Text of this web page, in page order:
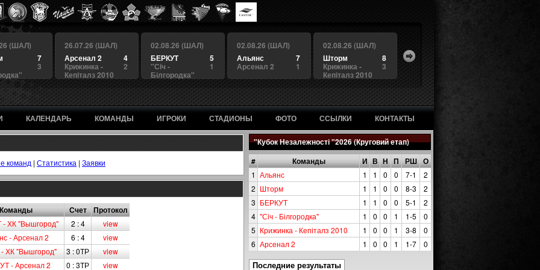
(ШАЛ)
7
3
26.07.26 (ШАЛ)
4
Арсенал 2
2
Крижинка -
Кепіталз 2010
02.08.26 (ШАЛ)
5
БЕРКУТ
1
"Сiч -
Білгородка"
02.08.26 (ШАЛ)
7
Альянс
1
Арсенал 2
02.08.26 (ШАЛ)
8
Шторм
3
Крижинка -
Кепіталз 2010
КАЛЕНДАРЬ КОМАНДЫ ИГРОКИ СТАДИОНЫ ФОТО ССЫЛКИ КОНТАКТЫ
"Кубок Незалежності "2026 (Круговий етап)
# Команды И В Н П РШ О
1 Альянс 1 1 0 0 7-1
2
2 Шторм 1 1 0 0 8-3
2
3 БЕРКУТ 1 1 0 0 5-1
2
4 "Сiч - Білгородка" 1 0 0 1 1-5
0
5 Крижинка - Кепіталз 2010 1 0 0 1 3-8
0
6 Арсенал 2 1 0 0 1 1-7 0
Последние результаты
команд | Статистика | Заявки
Счет Протокол
- ХК "Вышгород" 2 : 4
view
- Арсенал 2 6 : 4
view
- ХК "Вышгород" 3 : 0ТР
view
- Арсенал 2 0 : 3ТР
view